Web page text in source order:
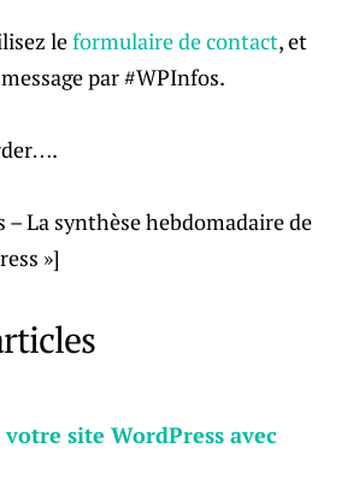
leformulaire de contact, et
par #WPInfos.
– La synthèse hebdomadaire de
»]
votre site WordPress avec